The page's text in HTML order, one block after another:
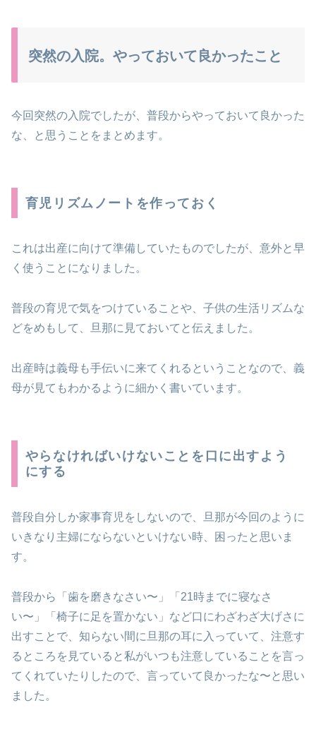
突然の入院。やっておいて良かったこと
今回突然の入院でしたが、普段からやっておいて良かった
な、と思うことをまとめます。
育児リズムノートを作っておく
これは出産に向けて準備していたものでしたが、意外と早
く使うことになりました。
普段の育児で気をつけていることや、子供の生活リズムな
どをめもして、旦那に見ておいてと伝えました。
出産時は義母も手伝いに来てくれるということなので、義
母が見てもわかるように細かく書いています。
やらなければいけないことを口に出すよう
にする
普段自分しか家事育児をしないので、旦那が今回のように
いきなり主婦にならないといけない時、困ったと思いま
す。
普段から「歯を磨きなさい〜」「21時までに寝なさ
い〜」「椅子に足を置かない」など口にわざわざ大げさに
出すことで、知らない間に旦那の耳に入っていて、注意す
るところを見ていると私がいつも注意していることを言っ
てくれていたりしたので、言っていて良かったな〜と思い
ました。